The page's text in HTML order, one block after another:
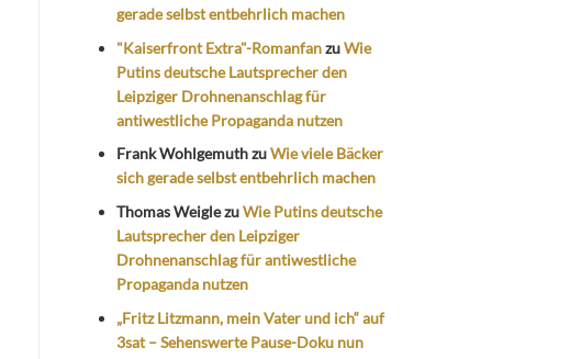
gerade selbst entbehrlich machen
"Kaiserfront Extra"-RomanfanzuWie
Putins deutsche Lautsprecher den
Leipziger Drohnenanschlag für
antiwestliche Propaganda nutzen
Frank WohlgemuthzuWie viele Bäcker
sich gerade selbst entbehrlich machen
Thomas WeiglezuWie Putins deutsche
Lautsprecher den Leipziger
Drohnenanschlag für antiwestliche
Propaganda nutzen
„Fritz Litzmann, mein Vater und ich“ auf
3sat – Sehenswerte Pause-Doku nun